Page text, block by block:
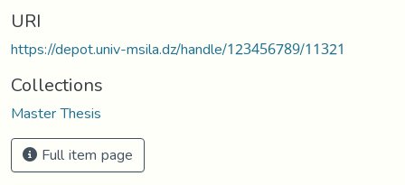
URI
https://depot.univ-msila.dz/handle/123456789/11321
Collections
Master Thesis
Full item page